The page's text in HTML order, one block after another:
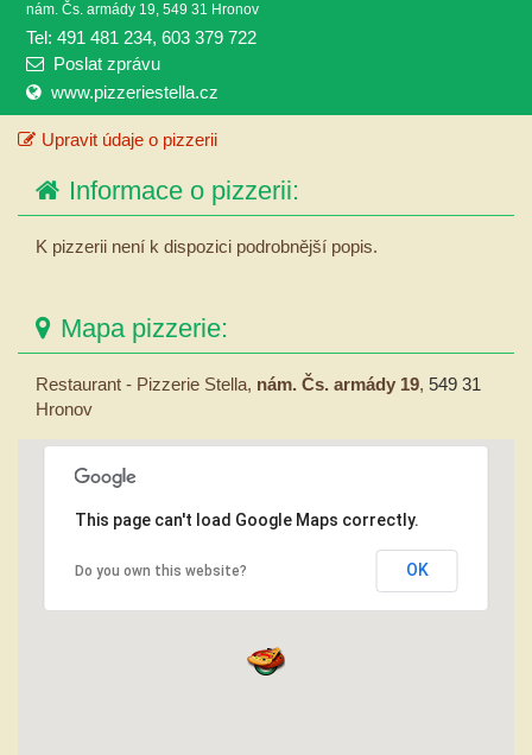
nám. Čs. armády 19, 549 31 Hronov
Tel: 491 481 234, 603 379 722
Poslat zprávu
www.pizzeriestella.cz
Upravit údaje o pizzerii
Informace o pizzerii:
K pizzerii není k dispozici podrobnější popis.
Mapa pizzerie:
Restaurant - Pizzerie Stella, nám. Čs. armády 19, 549 31
Hronov
This page can't load Google Maps correctly.
Do you own this website? OK